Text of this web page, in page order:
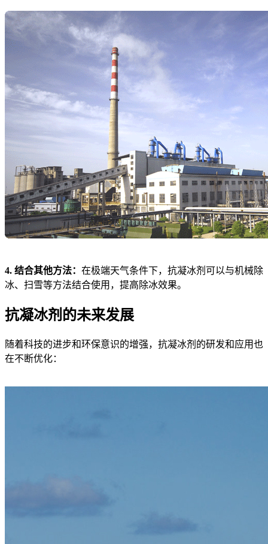
4. 结合其他方法： 在极端天气条件下，抗凝冰剂可以与机械除
冰、扫雪等方法结合使用，提高除冰效果。
抗凝冰剂的未来发展
随着科技的进步和环保意识的增强，抗凝冰剂的研发和应用也
在不断优化：